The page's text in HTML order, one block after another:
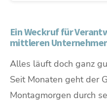
Ein Weckruf für
mittleren
Alles läuft doch ganz
Seit Monaten geht der
Montagmorgen durch